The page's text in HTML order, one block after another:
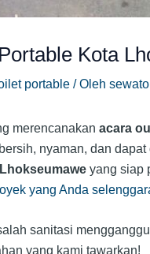
Kota
portable/ Oleh
merencanakan acara
nyaman, dan
yang siap
yang Anda
sanitasi
yang kami tawarkan!